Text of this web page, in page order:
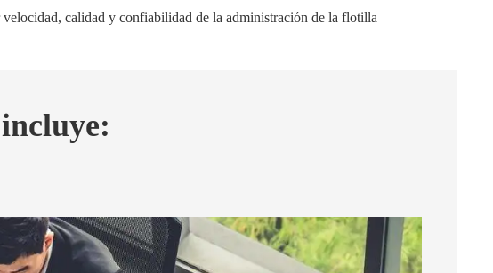
calidad y confiabilidad de la administración de la flotilla